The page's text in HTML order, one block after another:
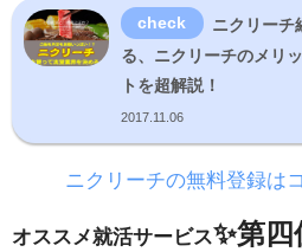
ニクリーチ
る、ニクリーチのメリ
トを超解説！
2017.11.06
ニクリーチの無料登録は
オススメ就活サービス✨第四